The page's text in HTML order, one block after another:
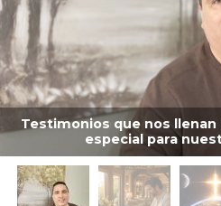
Testimonios que nos
especial para